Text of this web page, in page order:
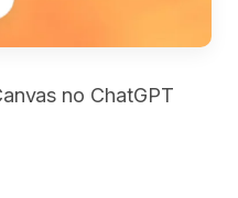
no ChatGPT